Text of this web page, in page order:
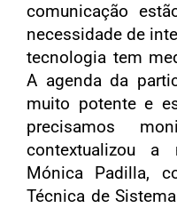
comunicação
necessidade de
tecnologia tem
A agenda da
muito potente e
precisamos
contextualizou a
Mónica Padilla,
Técnica de